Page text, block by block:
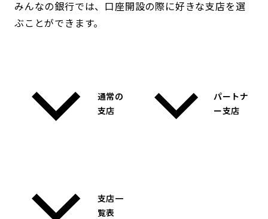
みんなの銀行では、口座開設の際に好きな支店を選
ぶことができます。
通常の
支店
パートナ
ー支店
支店一
覧表